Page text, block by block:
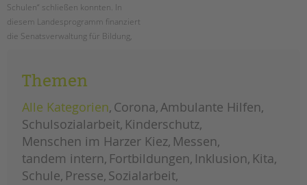
Schulen“ schließen konnten. In
diesem Landesprogramm finanziert
die Senatsverwaltung für Bildung,
„jugendsozialarbeit
berliner
schulen“
Themen
Alle Kategorien Corona Ambulante Hilfen
Schulsozialarbeit Kinderschutz
Menschen im Harzer Kiez Messen
tandem intern Fortbildungen Inklusion Kita
Schule Presse Sozialarbeit